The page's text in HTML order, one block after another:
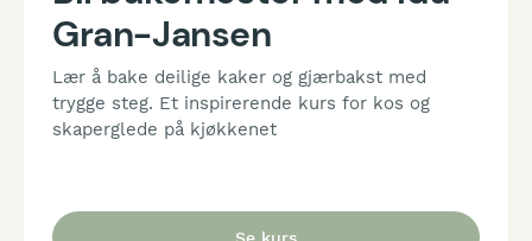
Gran-Jansen
Lær å bake deilige kaker og gjærbakst med
trygge steg. Et inspirerende kurs for kos og
skaperglede på kjøkkenet